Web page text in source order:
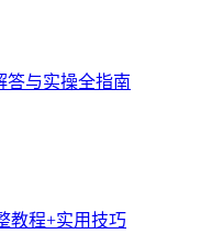
答与实操全指南
教程+实用技巧